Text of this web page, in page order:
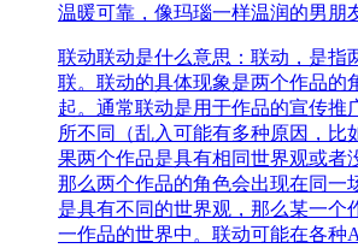
温暖可靠，像玛瑙一样温润的男朋
联动联动是什么意思：联动，是指
联。联动的具体现象是两个作品的
起。通常联动是用于作品的宣传推
所不同（乱入可能有多种原因，比
果两个作品是具有相同世界观或者
那么两个作品的角色会出现在同一
是具有不同的世界观，那么某一个
一作品的世界中。联动可能在各种